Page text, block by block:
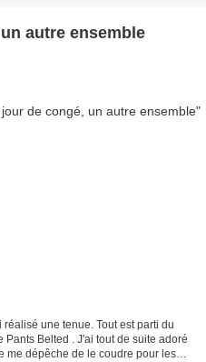
autre ensemble
une tenue. Tout est parti du
Belted . J'ai tout de suite adoré
me dépêche de le coudre pour les